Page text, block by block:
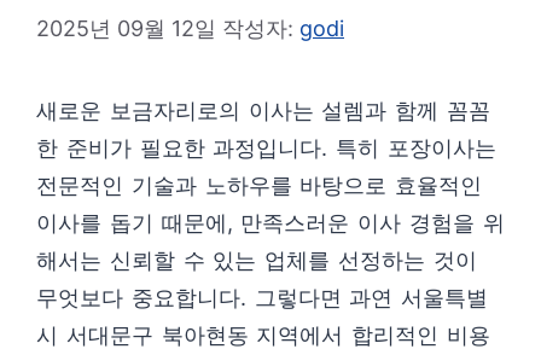
2025년 09월 12일 작성자: godi
새로운 보금자리로의 이사는 설렘과 함께 꼼꼼
한 준비가 필요한 과정입니다. 특히 포장이사는
전문적인 기술과 노하우를 바탕으로 효율적인
이사를 돕기 때문에, 만족스러운 이사 경험을 위
해서는 신뢰할 수 있는 업체를 선정하는 것이
무엇보다 중요합니다. 그렇다면 과연 서울특별
시 서대문구 북아현동 지역에서 합리적인 비용